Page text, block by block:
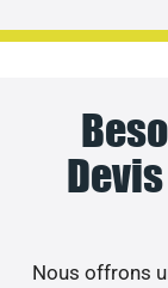
Nous offrons